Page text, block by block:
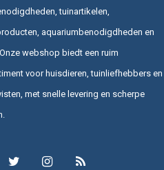
tuinartikelen,
aquariumbenodigdheden en
webshop biedt een ruim
voor huisdieren, tuinliefhebbers en
met snelle levering en scherpe